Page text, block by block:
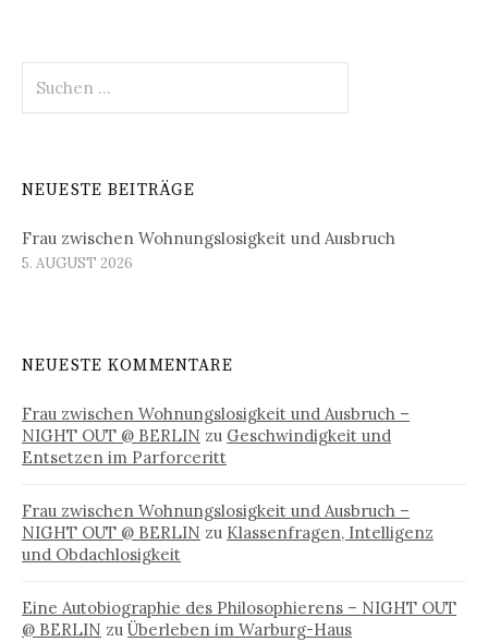
nach:
NEUESTE BEITRÄGE
Frau zwischen Wohnungslosigkeit und Ausbruch
5. AUGUST 2026
NEUESTE KOMMENTARE
Frau zwischen Wohnungslosigkeit und Ausbruch –
NIGHT OUT @ BERLIN zu Geschwindigkeit und
Entsetzen im Parforceritt
Frau zwischen Wohnungslosigkeit und Ausbruch –
NIGHT OUT @ BERLIN zu Klassenfragen, Intelligenz
und Obdachlosigkeit
Eine Autobiographie des Philosophierens – NIGHT OUT
@ BERLIN zu Überleben im Warburg-Haus